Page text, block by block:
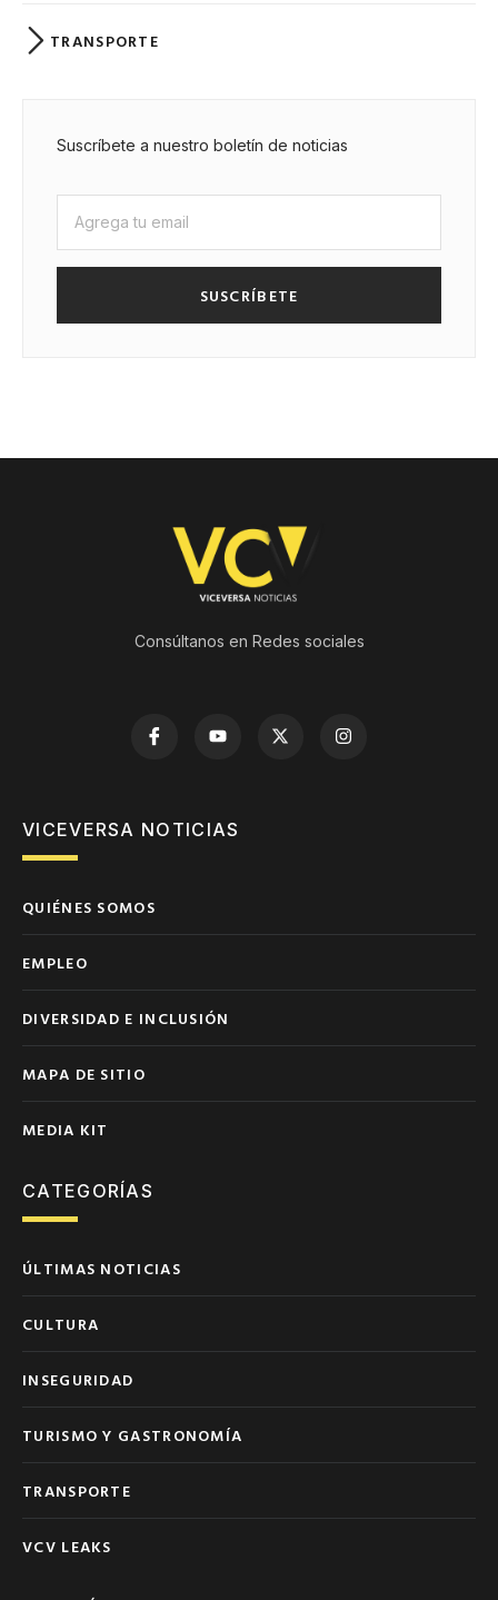
TRANSPORTE
Suscríbete a nuestro boletín de noticias
SUSCRÍBETE
Consúltanos en Redes sociales
VICEVERSA NOTICIAS
QUIÉNES SOMOS
EMPLEO
DIVERSIDAD E INCLUSIÓN
MAPA DE SITIO
MEDIA KIT
CATEGORÍAS
ÚLTIMAS NOTICIAS
CULTURA
INSEGURIDAD
TURISMO Y GASTRONOMÍA
TRANSPORTE
VCV LEAKS